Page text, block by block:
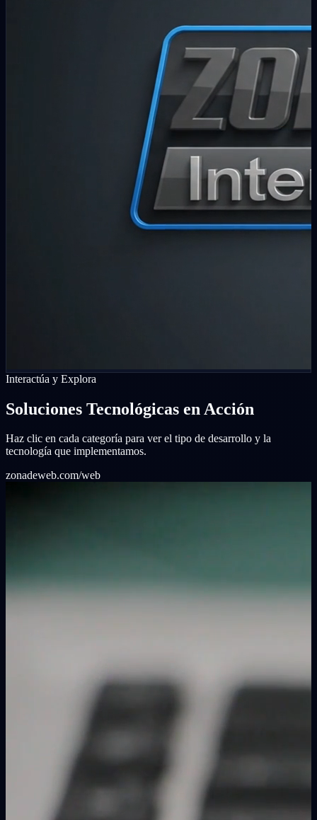
Interactúa y Explora
Soluciones Tecnológicas en Acción
Haz clic en cada categoría para ver el tipo de desarrollo y la
tecnología que implementamos.
zonadeweb.com/web